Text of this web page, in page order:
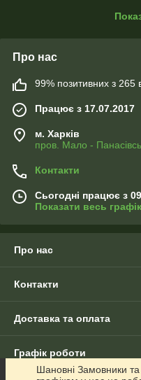
Про нас
99% позитивних з 265
Працює з 17.07.2017
м. Харків
пров. Мало -
Контакти
Сьогодні працює з
Показати весь
Про нас
Контакти
Доставка та оплата
Графік роботи
Шановні Замовники